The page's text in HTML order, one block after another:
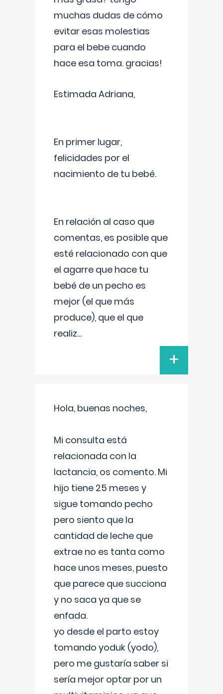
muchas dudas de cómo
evitar esas molestias
para el bebe cuando
hace esa toma. gracias!
Estimada Adriana,
En primer lugar,
felicidades por el
nacimiento de tu bebé.
En relación al caso que
comentas, es posible que
esté relacionado con que
el agarre que hace tu
bebé de un pecho es
mejor (el que más
produce), que el que
realiz...
+
Hola, buenas noches,
Mi consulta está
relacionada con la
lactancia, os comento. Mi
hijo tiene 25 meses y
sigue tomando pecho
pero siento que la
cantidad de leche que
extrae no es tanta como
hace unos meses, puesto
que parece que succiona
y no saca ya que se
enfada.
yo desde el parto estoy
tomando yoduk (yodo),
pero me gustaría saber si
sería mejor optar por un